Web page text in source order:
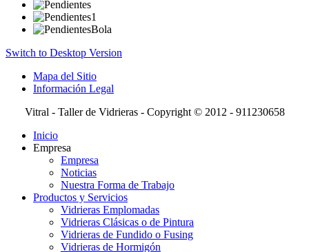
Switch to Desktop Version
Mapa del Sitio
Información Legal
Vitral - Taller de Vidrieras - Copyright © 2012 - 911230658
Inicio
Empresa
Empresa
Noticias
Nuestra Forma de Trabajo
Productos y Servicios
Vidrieras Emplomadas
Vidrieras Clásicas o de Pintura
Vidrieras de Fundido o Fusing
Vidrieras de Hormigón